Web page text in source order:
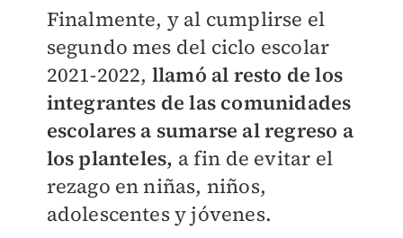
Finalmente, y al cumplirse el
segundo mes del ciclo escolar
2021-2022, llamó al resto de los
integrantes de las comunidades
escolares a sumarse al regreso a
los planteles, a fin de evitar el
rezago en niñas, niños,
adolescentes y jóvenes.